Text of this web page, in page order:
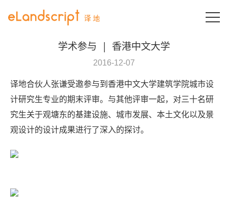
学术参与 | 香港中文大学
2016-12-07
译地合伙人张谦受邀参与到香港中文大学建筑学院城市设
计研究生专业的期末评审。与其他评审一起，对三十名研
究生关于观塘东的基建设施、城市发展、本土文化以及景
观设计的设计成果进行了深入的探讨。